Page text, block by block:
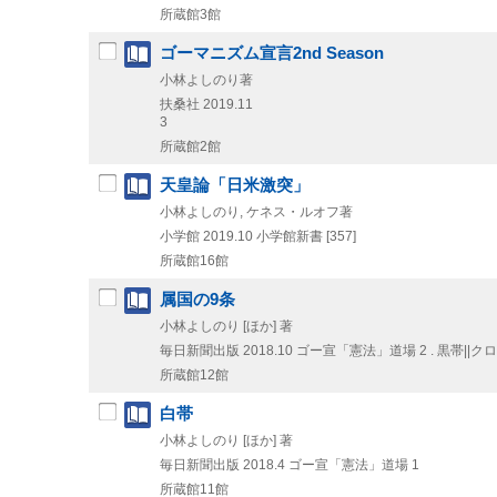
所蔵館3館
ゴーマニズム宣言2nd Season
小林よしのり著
扶桑社 2019.11
3
所蔵館2館
天皇論「日米激突」
小林よしのり, ケネス・ルオフ著
小学館 2019.10 小学館新書 [357]
所蔵館16館
属国の9条
小林よしのり [ほか] 著
毎日新聞出版 2018.10 ゴー宣「憲法」道場 2 . 黒帯||ク
所蔵館12館
白帯
小林よしのり [ほか] 著
毎日新聞出版 2018.4 ゴー宣「憲法」道場 1
所蔵館11館